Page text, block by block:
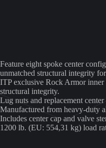
Feature eight spoke center
unmatched structural integrity
ITP exclusive Rock Armor
structural integrity.
Lug nuts and replacement
Manufactured from heavy-duty
Includes center cap and valve
1200 lb. (EU: 554,31 kg) load